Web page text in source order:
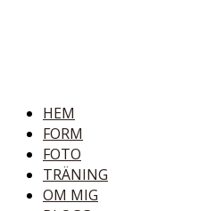
HEM
FORM
FOTO
TRÄNING
OM MIG